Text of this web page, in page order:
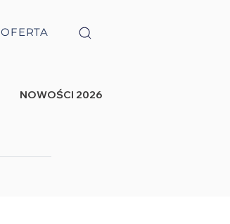
OFERTA
NOWOŚCI 2026